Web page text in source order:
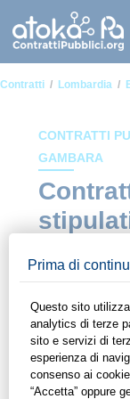
Contratti Lombardia
CONTRATTI
GAMBARA
all'interno del
contratti pubblici
commerciale con
anticipo. Il servizio
giorni di prova